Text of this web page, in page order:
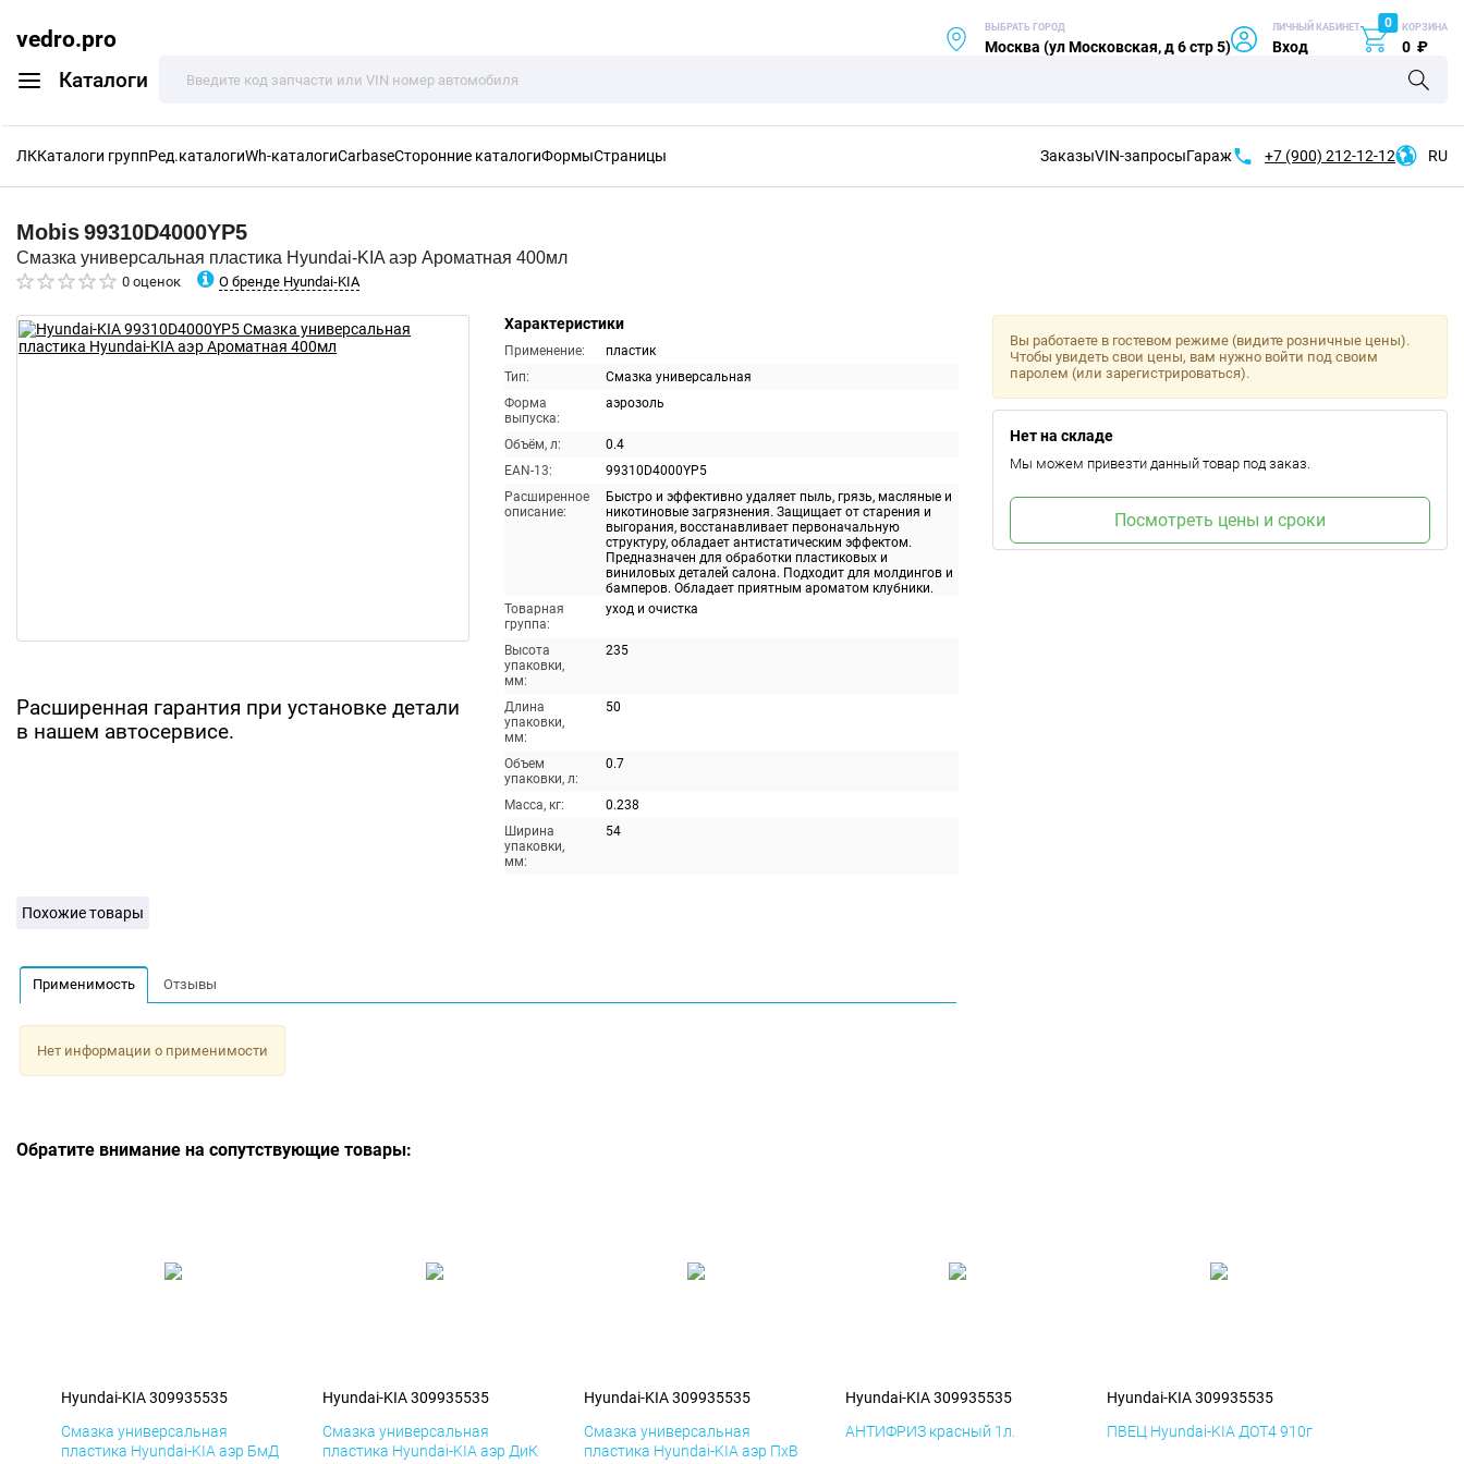
vedro.pro
Каталоги
ВЫБРАТЬ ГОРОД
Москва (ул Московская, д 6 стр 5)
ЛИЧНЫЙ КАБИНЕТ
Вход
0 КОРЗИНА
0 ₽
ЛККаталоги группРед.каталогиWh-каталогиCarbaseСторонние каталогиФормыСтраницы ЗаказыVIN-запросыГараж +7 (900) 212-12-12 RU
Mobis99310D4000YP5
Смазка универсальная пластика Hyundai-KIA аэр Ароматная 400мл
0 оценок О бренде Hyundai-KIA
Расширенная гарантия при установке детали
в нашем автосервисе.
Характеристики
Применение:
пластик
Тип:
Смазка универсальная
Форма
выпуска:
аэрозоль
Объём, л:
0.4
EAN-13:
99310D4000YP5
Расширенное
описание:
Быстро и эффективно удаляет пыль, грязь, масляные и
никотиновые загрязнения. Защищает от старения и
выгорания, восстанавливает первоначальную
структуру, обладает антистатическим эффектом.
Предназначен для обработки пластиковых и
виниловых деталей салона. Подходит для молдингов и
бамперов. Обладает приятным ароматом клубники.
Товарная
группа:
уход и очистка
Высота
упаковки,
мм:
235
Длина
упаковки,
мм:
50
Объем
упаковки, л:
0.7
Масса, кг:
0.238
Ширина
упаковки,
мм:
54
Вы работаете в гостевом режиме (видите розничные цены).
Чтобы увидеть свои цены, вам нужно войти под своим
паролем (или зарегистрироваться).
Нет на складе
Мы можем привезти данный товар под заказ.
Посмотреть цены и сроки
Похожие товары
Применимость Отзывы
Нет информации о применимости
Обратите внимание на сопутствующие товары:
Hyundai-KIA 309935535
Смазка универсальная
пластика Hyundai-KIA аэр БмД
Hyundai-KIA 309935535
Смазка универсальная
пластика Hyundai-KIA аэр ДиК
Hyundai-KIA 309935535
Смазка универсальная
пластика Hyundai-KIA аэр ПхВ
Hyundai-KIA 309935535
АНТИФРИЗ красный 1л.
Hyundai-KIA 309935535
ПВЕЦ Hyundai-KIA ДОТ4 910г